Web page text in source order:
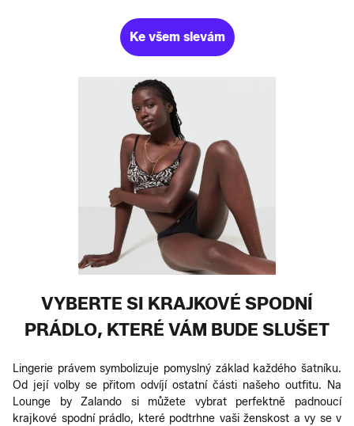
Ke všem slevám
VYBERTE SI KRAJKOVÉ SPODNÍ
PRÁDLO, KTERÉ VÁM BUDE SLUŠET
Lingerie právem symbolizuje pomyslný základ každého šatníku.
Od její volby se přitom odvíjí ostatní části našeho outfitu. Na
Lounge by Zalando si můžete vybrat perfektně padnoucí
krajkové spodní prádlo, které podtrhne vaši ženskost a vy se v